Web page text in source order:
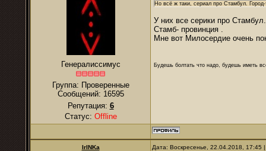
Генералиссимус
Группа: Проверенные
Сообщений: 16595
Репутация: 6
Статус: Offline
Но всё ж таки, сериал про Стамбул.
У них все серики про
Стамб- провинция .
Мне вот Милосердие очень
Будешь болтать что надо, будешь иметь
IrINKa Дата: Воскресенье, 22.04.2018,